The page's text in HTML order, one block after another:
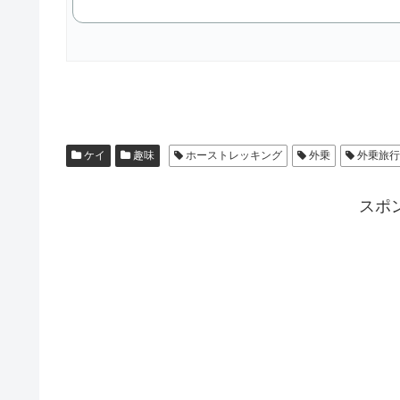
ケイ 趣味 ホーストレッキング 外乗 外乗旅行
スポ